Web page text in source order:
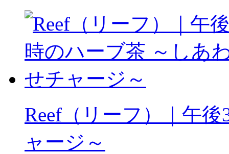
Reef（リーフ）｜午
ャージ～